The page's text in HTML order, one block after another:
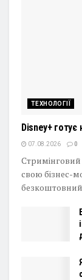
ТЕХНОЛОГІЇ
Disney+
07.08.2026 0
Стримінговий
свою бізнес-
безкоштовний